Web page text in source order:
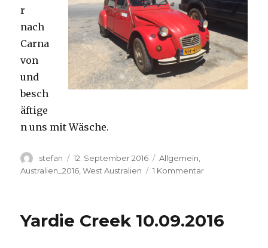
r
nach
Carna
von
und
besch
äftige
n uns mit Wäsche.
Autor
stefan
Veröffentlicht
am
12. September 2016 Kategorien
Allgemein
Australien_2016 ,West Australien 1 Kommentarzu
Yardie Creek 10.09.2016